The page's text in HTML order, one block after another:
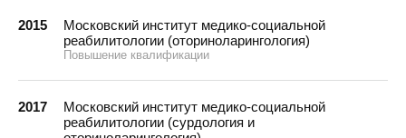
2015
Московский институт медико-социальной
реабилитологии (оториноларингология)
Повышение квалификации
2017
Московский институт медико-социальной
реабилитологии (сурдология и